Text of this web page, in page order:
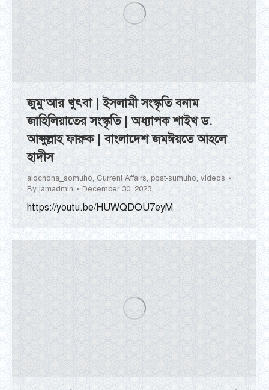
জুমু’আর খুৎবা | ইসলামী সংস্কৃতি বনাম
জাহিলিয়াতের সংস্কৃতি | অধ্যাপক শাইখ ড.
আব্দুল্লাহ ফারুক | বাংলাদেশ জমঈয়তে আহলে
হাদীস
alochona_somuho, Current Affairs, post-sumuho, videos
By jamadmin December 30, 2023
https://youtu.be/HUWQDOU7eyM